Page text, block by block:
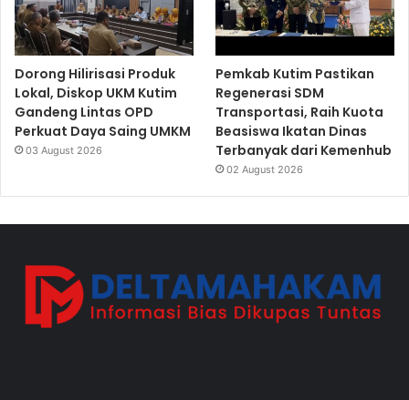
Dorong Hilirisasi Produk
Lokal, Diskop UKM Kutim
Gandeng Lintas OPD
Perkuat Daya Saing UMKM
03 August 2026
Pemkab Kutim Pastikan
Regenerasi SDM
Transportasi, Raih Kuota
Beasiswa Ikatan Dinas
Terbanyak dari Kemenhub
02 August 2026